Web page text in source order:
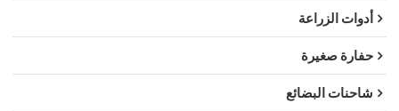
أدوات الزراعة
حفارة صغيرة
شاحنات البضائع